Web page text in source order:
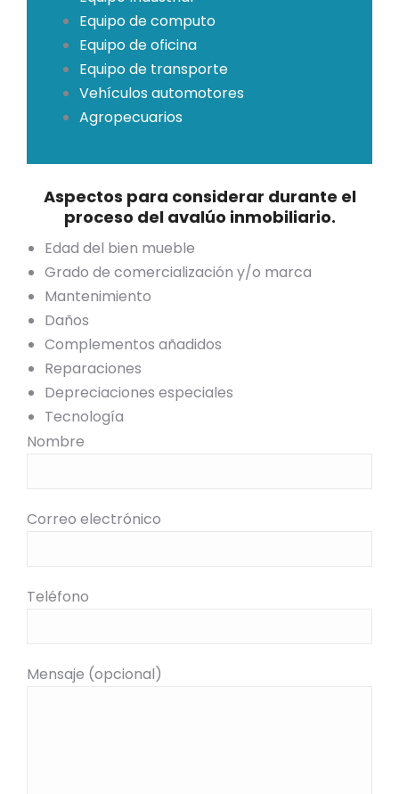
Equipo de computo
Equipo de oficina
Equipo de transporte
Vehículos automotores
Agropecuarios
Aspectos para considerar durante el
proceso del avalúo inmobiliario.
Edad del bien mueble
Grado de comercialización y/o marca
Mantenimiento
Daños
Complementos añadidos
Reparaciones
Depreciaciones especiales
Tecnología
Nombre
Correo electrónico
Teléfono
Mensaje (opcional)